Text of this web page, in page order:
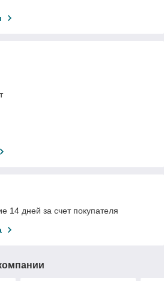
14 дней за счет покупателя